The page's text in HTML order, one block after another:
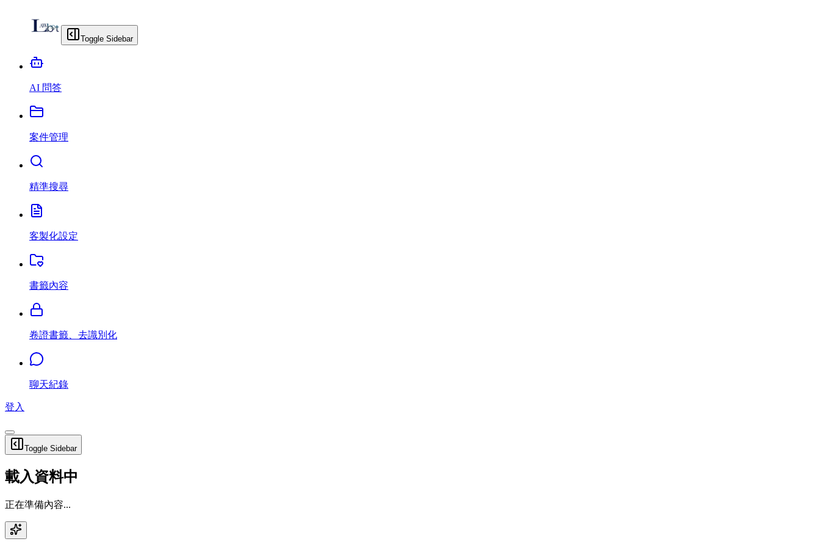
Toggle Sidebar
AI 問答
案件管理
精準搜尋
客製化設定
書籤內容
卷證書籤、去識別化
聊天紀錄
登入
Toggle Sidebar
載入資料中
正在準備內容...